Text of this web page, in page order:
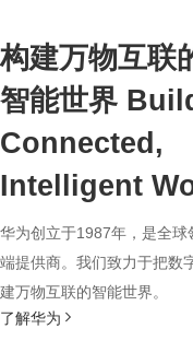
构建万物互联
智能世界
Connected,
Intelligent
华为创立于1987年，是全
端提供商。我们致力于把数
建万物互联的智能世界。
了解华为